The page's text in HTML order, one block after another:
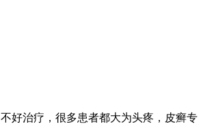
好治疗，很多患者都大为头疼，皮癣专